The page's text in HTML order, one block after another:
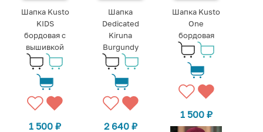
Шапка Kusto
KIDS
бордовая с
вышивкой
1 500₽
Шапка
Dedicated
Kiruna
Burgundy
2 640 ₽
Шапка Kusto
One
бордовая
1 500 ₽